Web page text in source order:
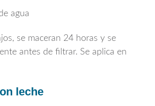
agua
se maceran 24 horas y se
antes de filtrar. Se aplica en
leche